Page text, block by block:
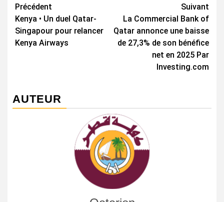
Navigation
d’article
Précédent
Kenya • Un duel Qatar-
Singapour pour relancer
Kenya Airways
Suivant
La Commercial Bank of
Qatar annonce une baisse
de 27,3% de son bénéfice
net en 2025 Par
Investing.com
AUTEUR